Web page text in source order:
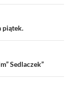
piątek.
Sedlaczek”